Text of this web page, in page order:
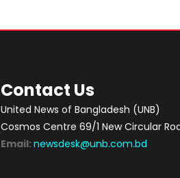
Contact Us
United News of Bangladesh (UNB)
Cosmos Centre 69/1 New Circular
Email: newsdesk@unb.com.bd